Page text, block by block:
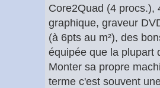
Core2Quad (4 procs.),
graphique, graveur
(à 6pts au m²), des
équipée que la plupart
Monter sa propre
terme c'est souvent